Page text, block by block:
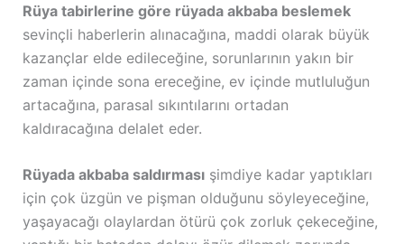
Rüya tabirlerine göre rüyada akbaba beslemek
sevinçli haberlerin alınacağına, maddi olarak büyük
kazançlar elde edileceğine, sorunlarının yakın bir
zaman içinde sona ereceğine, ev içinde mutluluğun
artacağına, parasal sıkıntılarını ortadan
kaldıracağına delalet eder.
Rüyada akbaba saldırmasışimdiye kadar yaptıkları
için çok üzgün ve pişman olduğunu söyleyeceğine,
yaşayacağı olaylardan ötürü çok zorluk çekeceğine,